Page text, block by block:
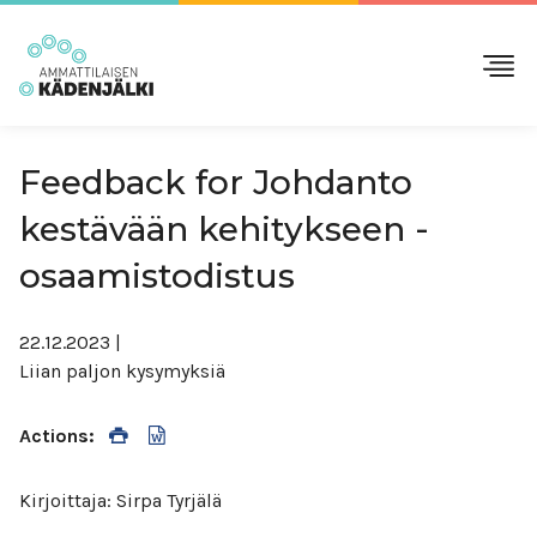
Feedback for Johdanto
kestävään kehitykseen -
osaamistodistus
22.12.2023 |
Liian paljon kysymyksiä
Actions:
Kirjoittaja: Sirpa Tyrjälä